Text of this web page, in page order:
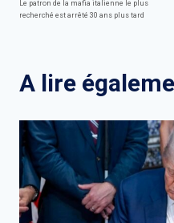
Le patron de la mafia italienne le plus
recherché est arrêté 30 ans plus tard
A lire